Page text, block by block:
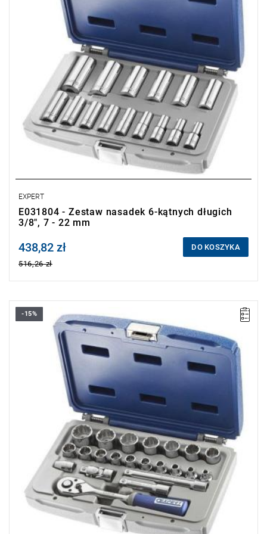
EXPERT
E031804 - Zestaw nasadek 6-kątnych długich
3/8", 7 - 22 mm
Price tax included
438,82 zł
516,26 zł
DO KOSZYKA
Elementów: 22
Waga: 1.5 kg
-15%